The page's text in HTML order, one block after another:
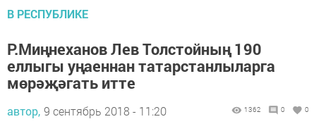
В РЕСПУБЛИКЕ
Р.Миңнеханов Лев Толстойның 190
еллыгы уңаеннан татарстанлыларга
мөрәҗәгать итте
автор, 9 сентябрь 2018 - 11:20 1362 0 0